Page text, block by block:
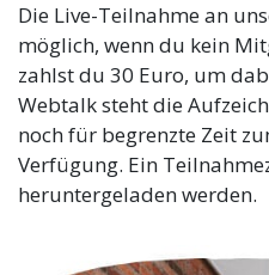
Die Live-Teilnahme an
möglich, wenn du kein
zahlst du 30 Euro, um
Webtalk steht die
noch für begrenzte Zeit
Verfügung. Ein
heruntergeladen werden.